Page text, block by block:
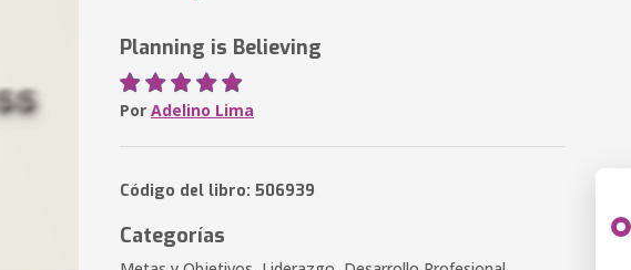
Planning is Believing
Por Adelino Lima
Código del libro: 506939
Categorías